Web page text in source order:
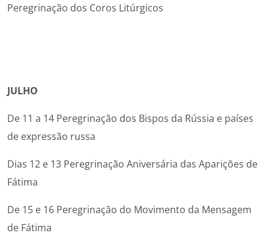
Peregrinação dos Coros Litúrgicos
JULHO
De 11 a 14 Peregrinação dos Bispos da Rússia e países
de expressão russa
Dias 12 e 13 Peregrinação Aniversária das Aparições de
Fátima
De 15 e 16 Peregrinação do Movimento da Mensagem
de Fátima